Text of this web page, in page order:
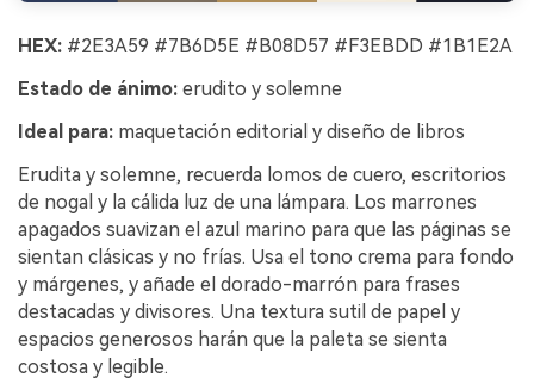
HEX: #2E3A59 #7B6D5E #B08D57 #F3EBDD #1B1E2A
Estado de ánimo: erudito y solemne
Ideal para: maquetación editorial y diseño de libros
Erudita y solemne, recuerda lomos de cuero, escritorios
de nogal y la cálida luz de una lámpara. Los marrones
apagados suavizan el azul marino para que las páginas se
sientan clásicas y no frías. Usa el tono crema para fondo
y márgenes, y añade el dorado-marrón para frases
destacadas y divisores. Una textura sutil de papel y
espacios generosos harán que la paleta se sienta
costosa y legible.